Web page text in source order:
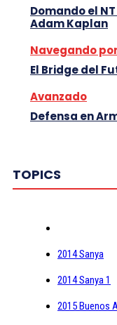
Domando el
Adam Kaplan
Navegando
El Bridge del
Avanzado
Defensa en
TOPICS
2014 Sanya
2014 Sanya 1
2015 Buenos